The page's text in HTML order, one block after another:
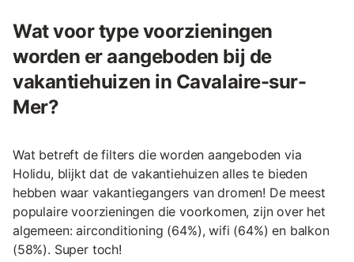
Wat voor type voorzieningen
worden er aangeboden bij de
vakantiehuizen in Cavalaire-sur-
Mer?
Wat betreft de filters die worden aangeboden via
Holidu, blijkt dat de vakantiehuizen alles te bieden
hebben waar vakantiegangers van dromen! De meest
populaire voorzieningen die voorkomen, zijn over het
algemeen: airconditioning (64%), wifi (64%) en balkon
(58%). Super toch!